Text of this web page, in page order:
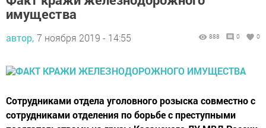
имущества
сотрудниками отделения по борьбе с преступными
посягательствами на грузы Казанского ЛУ МВД России